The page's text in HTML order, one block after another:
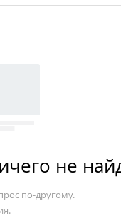
не
по-другому.